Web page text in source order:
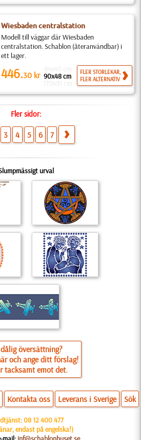
Wiesbaden centralstation
Modell till väggar där Wiesbaden
centralstation. Schablon (återanvändbar) i
ett lager.
446.30 kr 90x48 cm
FLER STORLEKAR,
FLER ALTERNATIV
Fler sidor:
3 4 5 6 7
urval
översättning?
och ange ditt förslag!
tacksamt emot det.
Kontakta oss Leverans i Sverige Sök
08 12 400 477
endast på engelska!)